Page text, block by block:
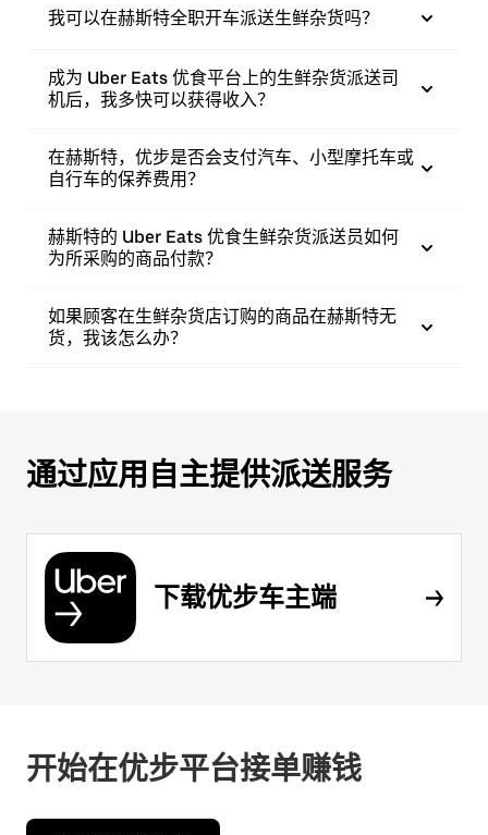
我可以在赫斯特全职开车派送生鲜杂货吗？
成为 Uber Eats 优食平台上的生鲜杂货派送司
机后，我多快可以获得收入？
在赫斯特，优步是否会支付汽车、小型摩托车或
自行车的保养费用？
赫斯特的 Uber Eats 优食生鲜杂货派送员如何
为所采购的商品付款？
如果顾客在生鲜杂货店订购的商品在赫斯特无
货，我该怎么办？
通过应用自主提供派送服务
下载优步车主端
开始在优步平台接单赚钱